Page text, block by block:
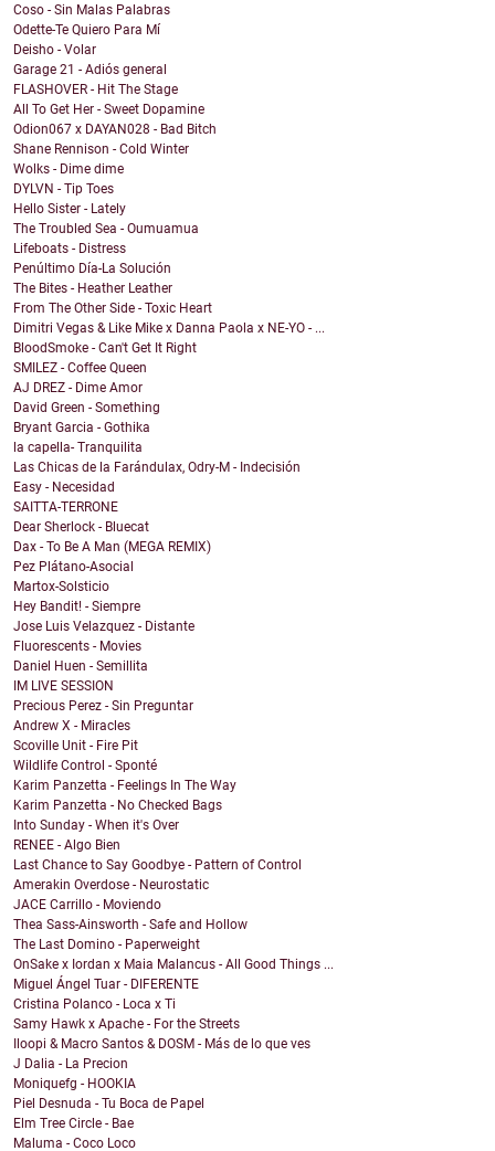
Coso - Sin Malas Palabras
Odette-Te Quiero Para Mí
Deisho - Volar
Garage 21 - Adiós general
FLASHOVER - Hit The Stage
All To Get Her - Sweet Dopamine
Odion067 x DAYAN028 - Bad Bitch
Shane Rennison - Cold Winter
Wolks - Dime dime
DYLVN - Tip Toes
Hello Sister - Lately
The Troubled Sea - Oumuamua
Lifeboats - Distress
Penúltimo Día-La Solución
The Bites - Heather Leather
From The Other Side - Toxic Heart
Dimitri Vegas & Like Mike x Danna Paola x NE-YO - ...
BloodSmoke - Can't Get It Right
SMILEZ - Coffee Queen
AJ DREZ - Dime Amor
David Green - Something
Bryant Garcia - Gothika
la capella- Tranquilita
Las Chicas de la Farándulax, Odry-M - Indecisión
Easy - Necesidad
SAITTA-TERRONE
Dear Sherlock - Bluecat
Dax - To Be A Man (MEGA REMIX)
Pez Plátano-Asocial
Martox-Solsticio
Hey Bandit! - Siempre
Jose Luis Velazquez - Distante
Fluorescents - Movies
Daniel Huen - Semillita
IM LIVE SESSION
Precious Perez - Sin Preguntar
Andrew X - Miracles
Scoville Unit - Fire Pit
Wildlife Control - Sponté
Karim Panzetta - Feelings In The Way
Karim Panzetta - No Checked Bags
Into Sunday - When it's Over
RENEE - Algo Bien
Last Chance to Say Goodbye - Pattern of Control
Amerakin Overdose - Neurostatic
JACE Carrillo - Moviendo
Thea Sass-Ainsworth - Safe and Hollow
The Last Domino - Paperweight
OnSake x Iordan x Maia Malancus - All Good Things ...
Miguel Ángel Tuar - DIFERENTE
Cristina Polanco - Loca x Ti
Samy Hawk x Apache - For the Streets
Iloopi & Macro Santos & DOSM - Más de lo que ves
J Dalia - La Precion
Moniquefg - HOOKIA
Piel Desnuda - Tu Boca de Papel
Elm Tree Circle - Bae
Maluma - Coco Loco